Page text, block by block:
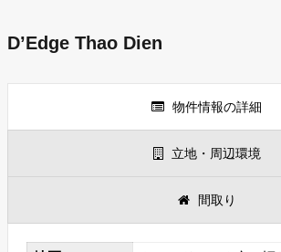
D’Edge Thao Dien
物件情報の詳細
立地・周辺環境
間取り